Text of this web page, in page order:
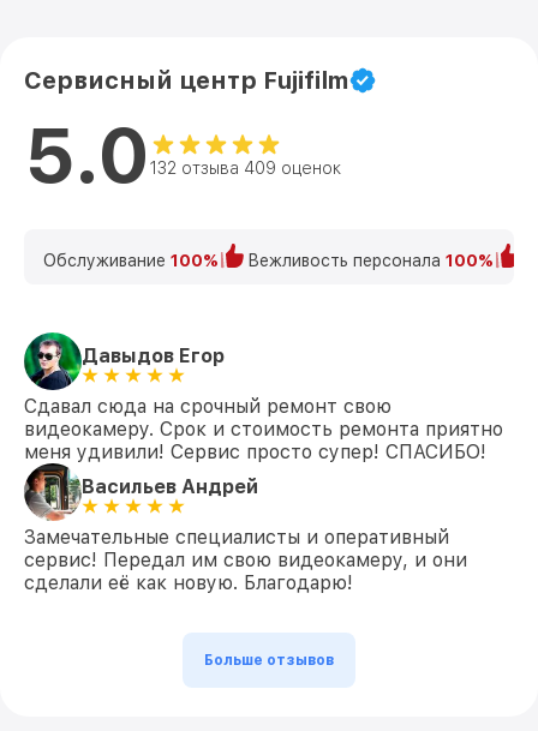
Сервисный центр Fujifilm
5.0 132 отзыва 409 оценок
Обслуживание 100% Вежливость персонала 100%
Давыдов Егор
Сдавал сюда на срочный ремонт свою
видеокамеру. Срок и стоимость ремонта приятно
меня удивили! Сервис просто супер! СПАСИБО!
Васильев Андрей
Замечательные специалисты и оперативный
сервис! Передал им свою видеокамеру, и они
сделали её как новую. Благодарю!
Больше отзывов